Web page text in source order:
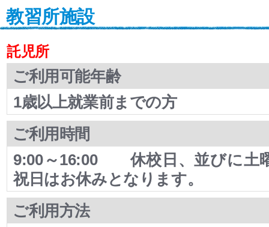
教習所施設
託児所
ご利用可能年齢
1歳以上就業前までの方
ご利用時間
9:00～16:00 休校日、並びに土
祝日はお休みとなります。
ご利用方法